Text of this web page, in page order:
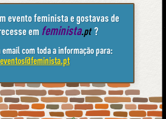
evento feminista e gostavas de
em feminista.pt ?
email com toda a informação para:
eventos@feminista.pt